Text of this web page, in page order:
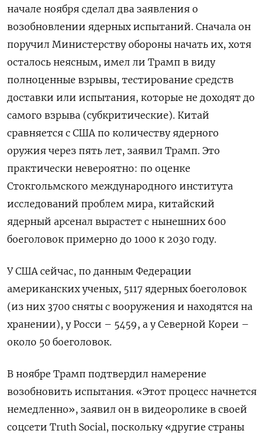
начале ноября сделал два заявления о
возобновлении ядерных испытаний. Сначала он
поручил Министерству обороны начать их, хотя
осталось неясным, имел ли Трамп в виду
полноценные взрывы, тестирование средств
доставки или испытания, которые не доходят до
самого взрыва (субкритические). Китай
сравняется с США по количеству ядерного
оружия через пять лет, заявил Трамп. Это
практически невероятно: по оценке
Стокгольмского международного института
исследований проблем мира, китайский
ядерный арсенал вырастет с нынешних 600
боеголовок примерно до 1000 к 2030 году.
У США сейчас, по данным Федерации
американских ученых, 5117 ядерных боеголовок
(из них 3700 сняты с вооружения и находятся на
хранении), у Росси – 5459, а у Северной Кореи –
около 50 боеголовок.
В ноябре Трамп подтвердил намерение
возобновить испытания. «Этот процесс начнется
немедленно», заявил он в видеоролике в своей
соцсети Truth Social, поскольку «другие страны